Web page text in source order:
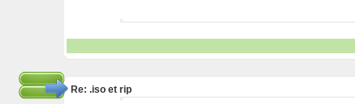
Re: .iso et rip